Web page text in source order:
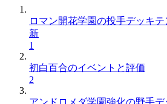
ロマン開花学園の投手デッキ
新
1
初白百合のイベントと評価
2
アンドロメダ学園強化の野手